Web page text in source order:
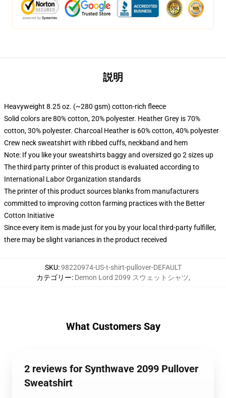
説明
Heavyweight 8.25 oz. (~280 gsm) cotton-rich fleece
Solid colors are 80% cotton, 20% polyester. Heather Grey is 70%
cotton, 30% polyester. Charcoal Heather is 60% cotton, 40% polyester
Crew neck sweatshirt with ribbed cuffs, neckband and hem
Note: If you like your sweatshirts baggy and oversized go 2 sizes up
The third party printer of this product is evaluated according to
International Labor Organization standards
The printer of this product sources blanks from manufacturers
committed to improving cotton farming practices with the Better
Cotton Initiative
Since every item is made just for you by your local third-party fulfiller,
there may be slight variances in the product received
SKU:98220974-US-t-shirt-pullover-DEFAULT
カテゴリー: Demon Lord 2099 スウェットシャツ,
What Customers Say
2 reviews for Synthwave 2099 Pullover
Sweatshirt